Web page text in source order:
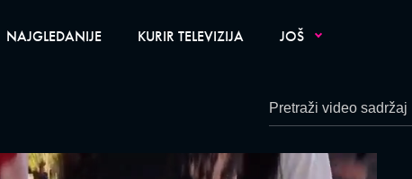
NAJGLEDANIJE KURIR TELEVIZIJA JOŠ